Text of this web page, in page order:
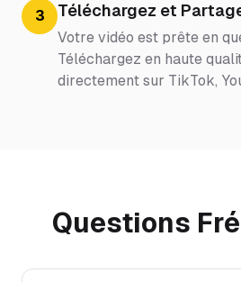
3 Téléchargez et
Votre vidéo est prête en
Téléchargez en haute
directement sur TikTok,
Questions